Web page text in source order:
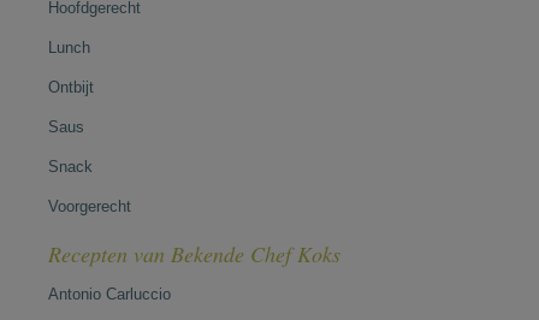
Hoofdgerecht
Lunch
Ontbijt
Saus
Snack
Voorgerecht
Recepten van Bekende Chef Koks
Antonio Carluccio